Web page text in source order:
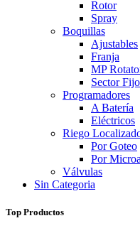
Rotor
Spray
Boquillas
Ajustables
Franja
MP
Sector Fijo
Programadores
A Batería
Eléctricos
Riego
Por Goteo
Por
Válvulas
Sin Categoria
Top Productos